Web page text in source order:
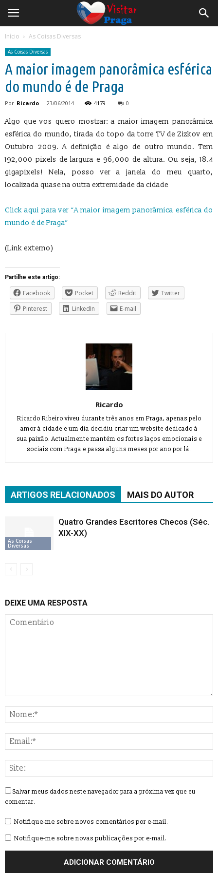
Início As Coisas Diversas
As Coisas Diversas
A maior imagem panorâmica esférica
do mundo é de Praga
Por Ricardo - 23/06/2014 4179 0
Algo que vos quero mostrar: a maior imagem panorâmica
esférica do mundo, tirada do topo da torre TV de Zizkov em
Outubro 2009. A definição é algo de outro mundo. Tem
192,000 pixels de largura e 96,000 de altura. Ou seja, 18.4
gigapixels! Nela, posso ver a janela do meu quarto,
localizada quase na outra extremidade da cidade
Click aqui para ver “A maior imagem panorâmica esférica do
mundo é de Praga”
(Link externo)
Partilhe este artigo:
Facebook Pocket Reddit
Twitter
Pinterest
LinkedIn E-mail
Ricardo
Ricardo Ribeiro viveu durante três anos em Praga, apenas pelo
amor à cidade e um dia decidiu criar um website dedicado à
sua paixão. Actualmente mantém os fortes laços emocionais e
sociais com Praga e passa alguns meses por ano por lá.
ARTIGOS RELACIONADOS MAIS DO AUTOR
As Coisas
Diversas
Quatro Grandes Escritores Checos (Séc.
XIX-XX)
DEIXE UMA RESPOSTA
Salvar meus dados neste navegador para a próxima vez que eu
comentar.
Notifique-me sobre novos comentários por e-mail.
Notifique-me sobre novas publicações por e-mail.